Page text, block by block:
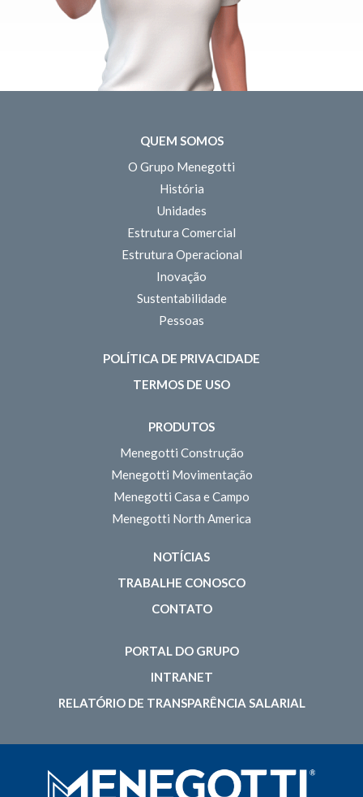
QUEM SOMOS
O Grupo Menegotti
História
Unidades
Estrutura Comercial
Estrutura Operacional
Inovação
Sustentabilidade
Pessoas
POLÍTICA DE PRIVACIDADE
TERMOS DE USO
PRODUTOS
Menegotti Construção
Menegotti Movimentação
Menegotti Casa e Campo
Menegotti North America
NOTÍCIAS
TRABALHE CONOSCO
CONTATO
PORTAL DO GRUPO
INTRANET
RELATÓRIO DE TRANSPARÊNCIA SALARIAL